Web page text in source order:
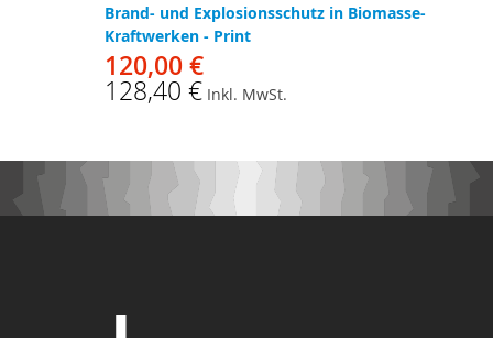
Brand- und Explosionsschutz in Biomasse-
Kraftwerken - Print
120,00 €
128,40 € Inkl. MwSt.